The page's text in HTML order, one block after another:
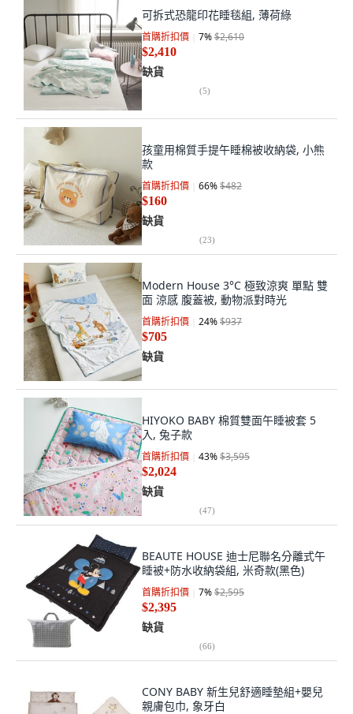
可拆式恐龍印花睡毯組, 薄荷綠
首購折扣價 7%$2,610
$2,410
缺貨
(5)
孩童用棉質手提午睡棉被收納袋, 小熊
款
首購折扣價 66%$482
$160
缺貨
(23)
Modern House 3°C 極致涼爽 單點 雙
面 涼感 腹蓋被, 動物派對時光
首購折扣價 24%$937
$705
缺貨
HIYOKO BABY 棉質雙面午睡被套 5
入, 兔子款
首購折扣價 43%$3,595
$2,024
缺貨
(47)
BEAUTE HOUSE 迪士尼聯名分離式午
睡被+防水收納袋組, 米奇款(黑色)
首購折扣價 7%$2,595
$2,395
缺貨
(66)
CONY BABY 新生兒舒適睡墊組+嬰兒
親膚包巾, 象牙白